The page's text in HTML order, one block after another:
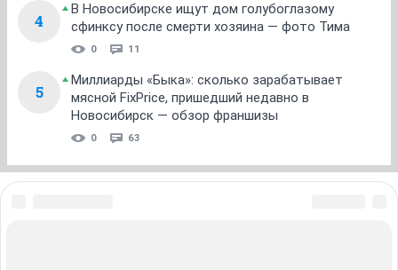
4
В Новосибирске ищут дом голубоглазому
сфинксу после смерти хозяина — фото Тима
0 11
5
Миллиарды «Быка»: сколько зарабатывает
мясной FixPrice, пришедший недавно в
Новосибирск — обзор франшизы
0 63